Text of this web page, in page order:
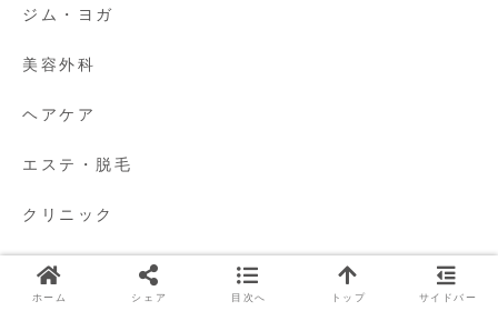
ジム・ヨガ
美容外科
ヘアケア
エステ・脱毛
クリニック
未分類
ホーム シェア 目次へ トップ サイドバー